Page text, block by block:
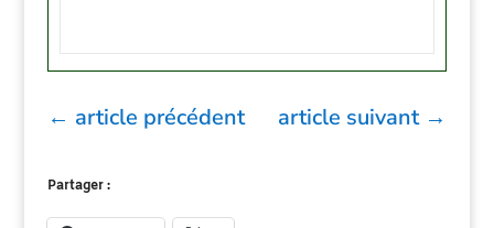
← article précédent article suivant→
Partager :